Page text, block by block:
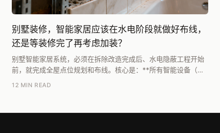
别墅装修，智能家居应该在水电阶段就做好布线，
还是等装修完了再考虑加装？
别墅智能家居系统，必须在拆除改造完成后、水电隐蔽工程开始
前，就完成全屋点位规划和布线。核心是：**所有智能设备（包
12 MIN READ